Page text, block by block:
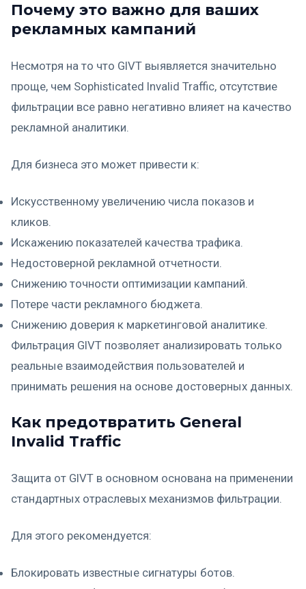
Почему это важно для ваших
рекламных кампаний
Несмотря на то что GIVT выявляется значительно
проще, чем Sophisticated Invalid Traffic, отсутствие
фильтрации все равно негативно влияет на качество
рекламной аналитики.
Для бизнеса это может привести к:
Искусственному увеличению числа показов и
кликов.
Искажению показателей качества трафика.
Недостоверной рекламной отчетности.
Снижению точности оптимизации кампаний.
Потере части рекламного бюджета.
Снижению доверия к маркетинговой аналитике.
Фильтрация GIVT позволяет анализировать только
реальные взаимодействия пользователей и
принимать решения на основе достоверных данных.
Как предотвратить General
Invalid Traffic
Защита от GIVT в основном основана на применении
стандартных отраслевых механизмов фильтрации.
Для этого рекомендуется:
Блокировать известные сигнатуры ботов.